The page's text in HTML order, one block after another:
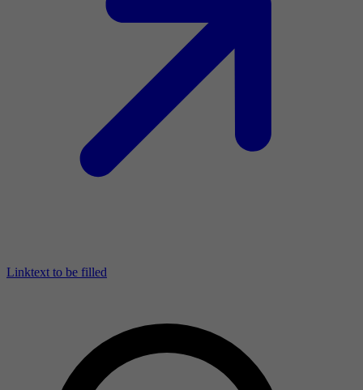
Linktext to be filled